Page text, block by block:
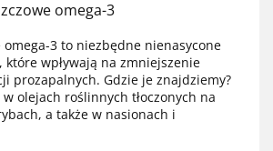
omega-3
omega-3 to niezbędne nienasycone
które wpływają na zmniejszenie
prozapalnych. Gdzie je znajdziemy?
olejach roślinnych tłoczonych na
a także w nasionach i